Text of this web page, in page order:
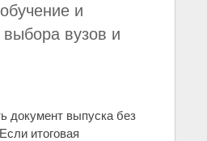
и
вузов и
документ выпуска без
итоговая